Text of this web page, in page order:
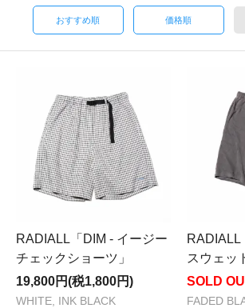
おすすめ順 価格順
RADIALL「DIM - イージー
チェックショーツ」
19,800円(税1,800円)
WHITE, INK BLACK
RADIALL
スウェッ
SOLD
FADED